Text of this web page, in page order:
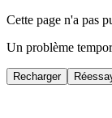
Cette page n'a pas
Un problème
Recharger